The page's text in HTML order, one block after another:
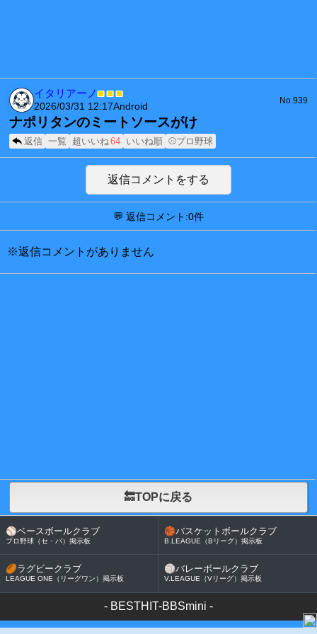
イタリアーノ■ ■ ■
2026/03/31 12:17Android
No.939
ナポリタンのミートソースがけ
返信 一覧 超いいね64 いいね順 ⚾プロ野球
返信コメントをする
💬 返信コメント:0件
※返信コメントがありません
🔙TOPに戻る
⚾ベースボールクラブ
プロ野球（セ・パ）掲示板
🏀バスケットボールクラブ
B.LEAGUE（Bリーグ）掲示板
🏉ラグビークラブ
LEAGUE ONE（リーグワン）掲示板
🏐バレーボールクラブ
V.LEAGUE（Vリーグ）掲示板
- BESTHIT-BBSmini -